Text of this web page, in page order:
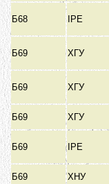
Б68 ІРЕ
Б69 ХГУ
Б69 ХГУ
Б69
ХГУ
Б69 ІРЕ
Б69
ХНУ